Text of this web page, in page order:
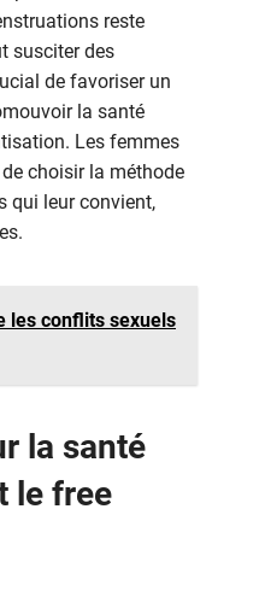
reste
susciter des
de favoriser un
la santé
Les femmes
choisir la méthode
qui leur convient,
les conflits sexuels
la santé
le free